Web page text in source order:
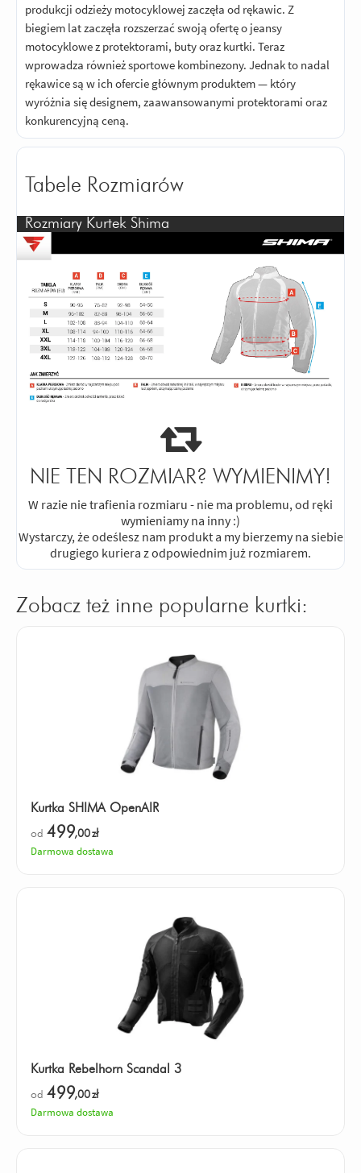
produkcji odzieży motocyklowej zaczęła od rękawic. Z
biegiem lat zaczęła rozszerzać swoją ofertę o jeansy
motocyklowe z protektorami, buty oraz kurtki. Teraz
wprowadza również sportowe kombinezony. Jednak to nadal
rękawice są w ich ofercie głównym produktem — który
wyróżnia się designem, zaawansowanymi protektorami oraz
konkurencyjną ceną.
Tabele Rozmiarów
Rozmiary Kurtek Shima
NIE TEN ROZMIAR? WYMIENIMY!
W razie nie trafienia rozmiaru - nie ma problemu, od ręki
wymieniamy na inny :)
Wystarczy, że odeślesz nam produkt a my bierzemy na siebie
drugiego kuriera z odpowiednim już rozmiarem.
Zobacz też inne popularne kurtki:
Kurtka SHIMA OpenAIR
od 499,00zł
Darmowa dostawa
Kurtka Rebelhorn Scandal 3
od 499,00zł
Darmowa dostawa